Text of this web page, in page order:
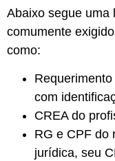
Abaixo segue uma
comumente
como:
com
CREA do
RG e CPF do
jurídica, seu